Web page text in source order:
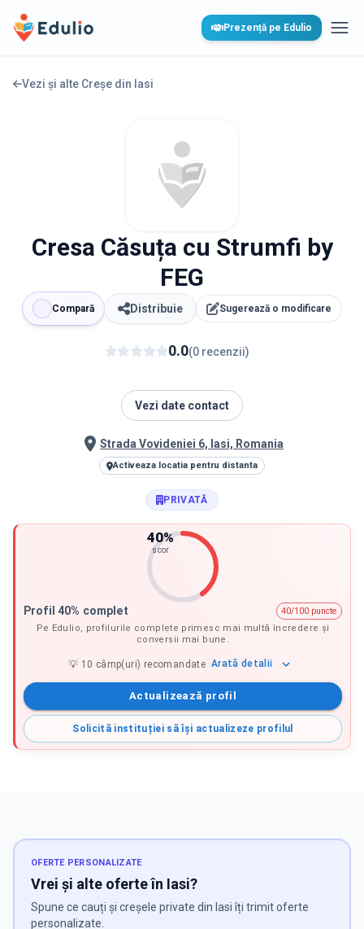
Edulio Prezență pe Edulio
Vezi și alte Creșe din Iasi
Cresa Căsuța cu Strumfi by
FEG
Compară Distribuie Sugerează o modificare
0.0(0 recenzii)
Vezi date contact
Strada Vovideniei 6, Iasi, Romania
Activeaza locatia pentru distanta
PRIVATĂ
40%
scor
Profil 40% complet
40/100 puncte
Pe Edulio, profilurile complete primesc mai multă încredere și
conversii mai bune.
💡 10 câmp(uri) recomandate Arată detalii
Actualizează profil
Solicită instituției să își actualizeze profilul
OFERTE PERSONALIZATE
Vrei și alte oferte în Iasi?
Spune ce cauți și creșele private din Iasi îți trimit oferte
personalizate.